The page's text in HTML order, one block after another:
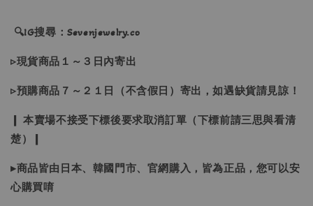
🔍IG搜尋：Sevenjewelry.co
▹現貨商品１～３日內寄出
▹預購商品７～２１日（不含假日）寄出，如遇缺貨請見諒！
❙ 本賣場不接受下標後要求取消訂單（下標前請三思與看清
楚）❙
▸商品皆由日本、韓國門市、官網購入，皆為正品，您可以安
心購買唷